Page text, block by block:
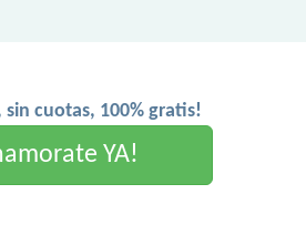
sin cuotas, 100% gratis!
YA!